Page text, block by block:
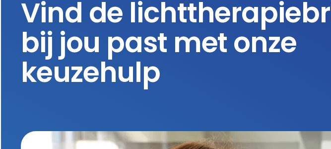
Vind de
bij jou past met onze
keuzehulp